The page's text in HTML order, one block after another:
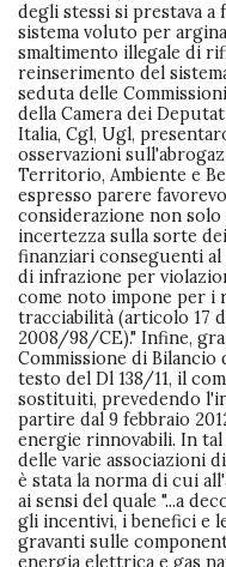
degli stessi si prestava
sistema voluto per
smaltimento illegale di
reinserimento del
seduta delle
della Camera dei
Italia, Cgl, Ugl,
osservazioni
Territorio, Ambiente e
espresso parere
considerazione non
incertezza sulla sorte
finanziari conseguenti
di infrazione per
come noto impone per
tracciabilità (articolo 17
2008/98/CE)." Infine,
Commissione di Bilancio
testo del Dl 138/11, il
sostituiti, prevedendo
partire dal 9 febbraio
energie rinnovabili. In tal
delle varie associazioni
è stata la norma di cui
ai sensi del quale "...a
gli incentivi, i benefici e
gravanti sulle
energia elettrica e gas